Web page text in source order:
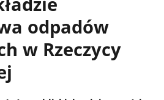
odpadów
w Rzeczycy